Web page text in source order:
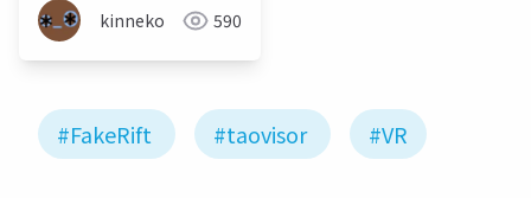
kinneko 590
#FakeRift #taovisor #VR